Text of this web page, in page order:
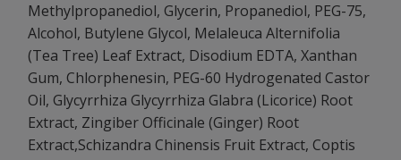
Methylpropanediol, Glycerin, Propanediol, PEG-75,
Alcohol, Butylene Glycol, Melaleuca Alternifolia
(Tea Tree) Leaf Extract, Disodium EDTA, Xanthan
Gum, Chlorphenesin, PEG-60 Hydrogenated Castor
Oil, Glycyrrhiza Glycyrrhiza Glabra (Licorice) Root
Extract, Zingiber Officinale (Ginger) Root
Extract,Schizandra Chinensis Fruit Extract, Coptis